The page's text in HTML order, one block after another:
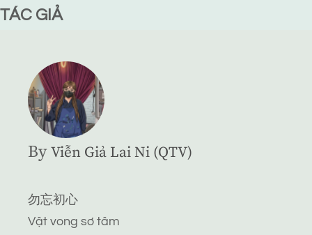
TÁC GIẢ
By Viễn Giả Lai Ni (QTV)
勿忘初心
Vật vong sơ tâm